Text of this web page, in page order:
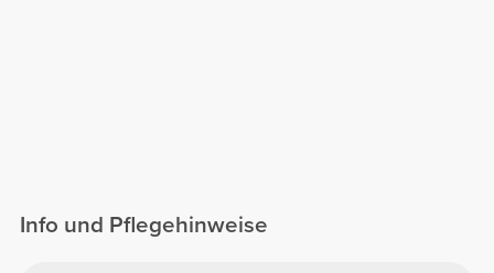
Info und Pflegehinweise